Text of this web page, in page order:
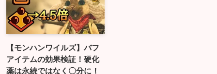
【モンハンワイルズ】バフ
アイテムの効果検証！硬化
薬は永続ではなく〇分に！